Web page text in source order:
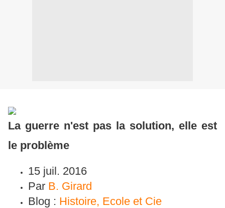
La guerre n'est pas la solution, elle est
le problème
15 juil. 2016
Par B. Girard
Blog : Histoire, Ecole et Cie